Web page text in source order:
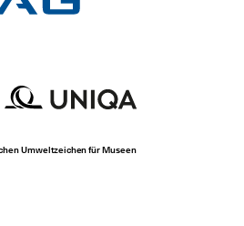
Umweltzeichen für Museen